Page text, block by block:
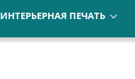
ИНТЕРЬЕРНАЯ ПЕЧАТЬ